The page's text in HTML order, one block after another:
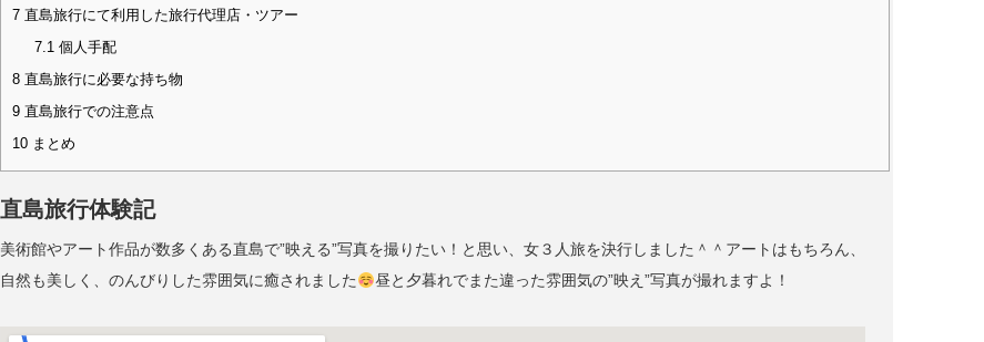
7 直島旅行にて利用した旅行代理店・ツアー
7.1個人手配
8 直島旅行に必要な持ち物
9 直島旅行での注意点
10 まとめ
直島旅行体験記
美術館やアート作品が数多くある直島で”映える”写真を撮りたい！と思い、女３人旅を決行しました＾＾アートはもちろん、
自然も美しく、のんびりした雰囲気に癒されました
昼と夕暮れでまた違った雰囲気の”映え”写真が撮れますよ！